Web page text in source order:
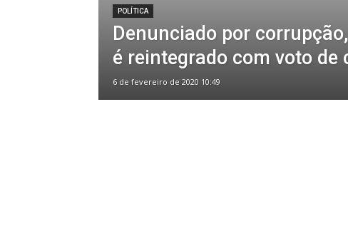
POLÍTICA
Denunciado por
é reintegrado com voto de
6 de fevereiro de 2020 10:49